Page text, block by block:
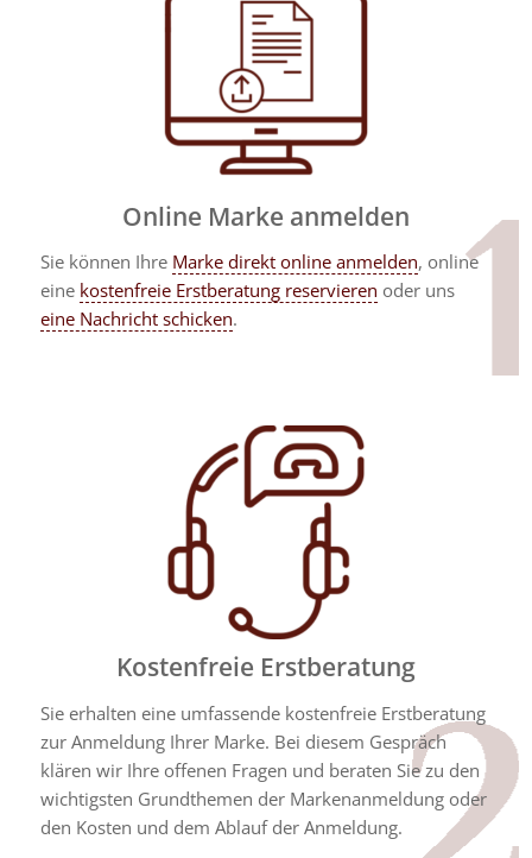
Online Marke anmelden
Sie können Ihre Marke direkt online anmelden, online
eine kostenfreie Erstberatung reservieren oder uns
eine Nachricht schicken.
Kostenfreie Erstberatung
Sie erhalten eine umfassende kostenfreie Erstberatung
zur Anmeldung Ihrer Marke. Bei diesem Gespräch
klären wir Ihre offenen Fragen und beraten Sie zu den
wichtigsten Grundthemen der Markenanmeldung oder
den Kosten und dem Ablauf der Anmeldung.